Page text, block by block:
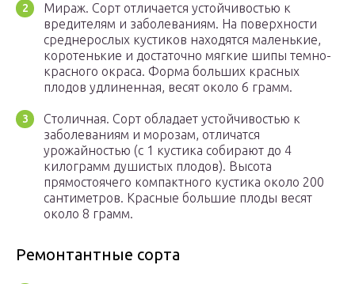
Мираж. Сорт отличается устойчивостью к
вредителям и заболеваниям. На поверхности
среднерослых кустиков находятся маленькие,
коротенькие и достаточно мягкие шипы темно-
красного окраса. Форма больших красных
плодов удлиненная, весят около 6 грамм.
Столичная. Сорт обладает устойчивостью к
заболеваниям и морозам, отличатся
урожайностью (с 1 кустика собирают до 4
килограмм душистых плодов). Высота
прямостоячего компактного кустика около 200
сантиметров. Красные большие плоды весят
около 8 грамм.
Ремонтантные сорта